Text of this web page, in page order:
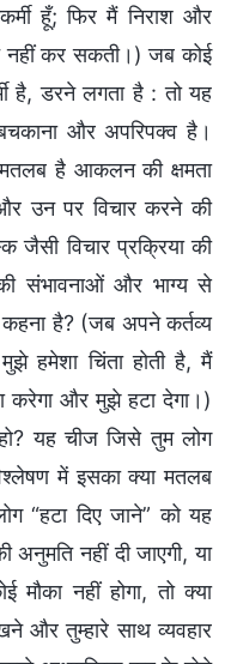
हूँ; फिर मैं निराश और
नहीं कर सकती।) जब कोई
है, डरने लगता है : तो यह
और अपरिपक्व है।
है आकलन की क्षमता
उन पर विचार करने की
जैसी विचार प्रक्रिया की
संभावनाओं और भाग्य से
है? (जब अपने कर्तव्य
हमेशा चिंता होती है, मैं
करेगा और मुझे हटा देगा।)
यह चीज जिसे तुम लोग
में इसका क्या मतलब
“हटा दिए जाने” को यह
अनुमति नहीं दी जाएगी, या
मौका नहीं होगा, तो क्या
और तुम्हारे साथ व्यवहार